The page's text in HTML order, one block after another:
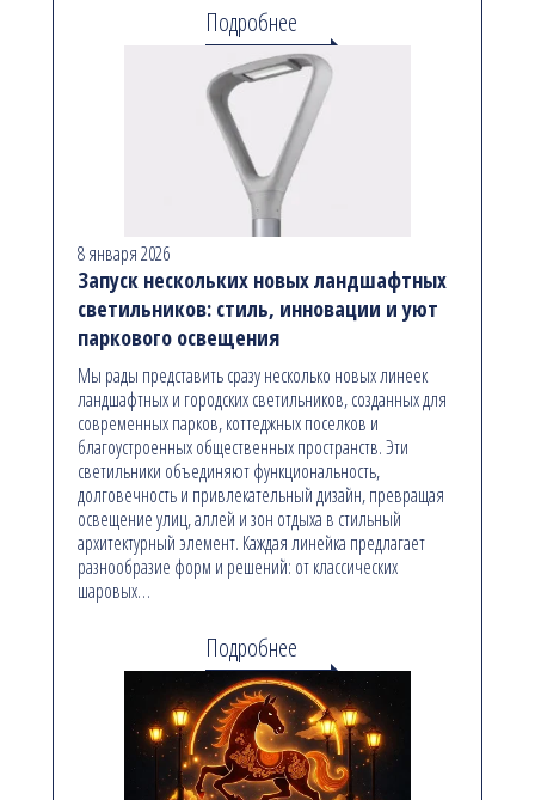
Подробнее
8 января 2026
Запуск нескольких новых ландшафтных
светильников: стиль, инновации и уют
паркового освещения
Мы рады представить сразу несколько новых линеек
ландшафтных и городских светильников, созданных для
современных парков, коттеджных поселков и
благоустроенных общественных пространств. Эти
светильники объединяют функциональность,
долговечность и привлекательный дизайн, превращая
освещение улиц, аллей и зон отдыха в стильный
архитектурный элемент. Каждая линейка предлагает
разнообразие форм и решений: от классических
шаровых…
Подробнее